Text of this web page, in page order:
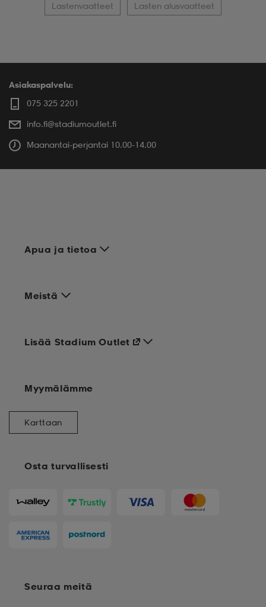
Lastenvaatteet Lasten alusvaatteet
Asiakaspalvelu:
075 325 2201
info.fi@stadiumoutlet.fi
Maanantai-perjantai 10.00-14.00
Apua ja tietoa
Meistä
Osta turvallisesti
Lisää Stadium Outlet
Myymälämme
Karttaan
Seuraa meitä